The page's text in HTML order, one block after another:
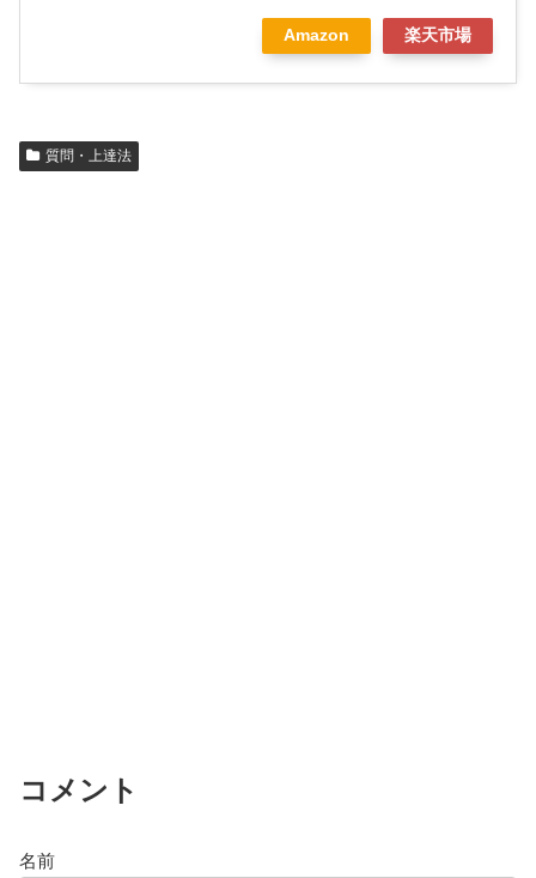
Amazon 楽天市場
質問・上達法
コメント
名前